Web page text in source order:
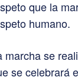
que la
humano.
marcha se
se celebrará